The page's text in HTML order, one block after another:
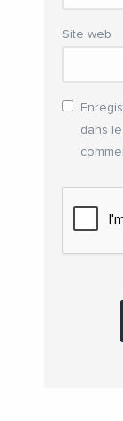
Site web
dans